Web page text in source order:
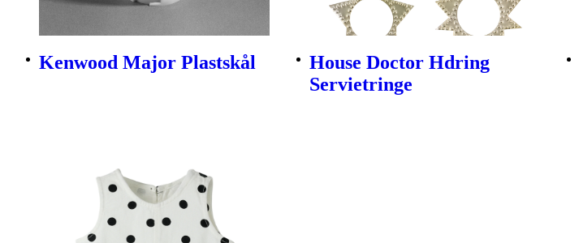
Kenwood Major Plastskål
House Doctor Hdring
Servietringe